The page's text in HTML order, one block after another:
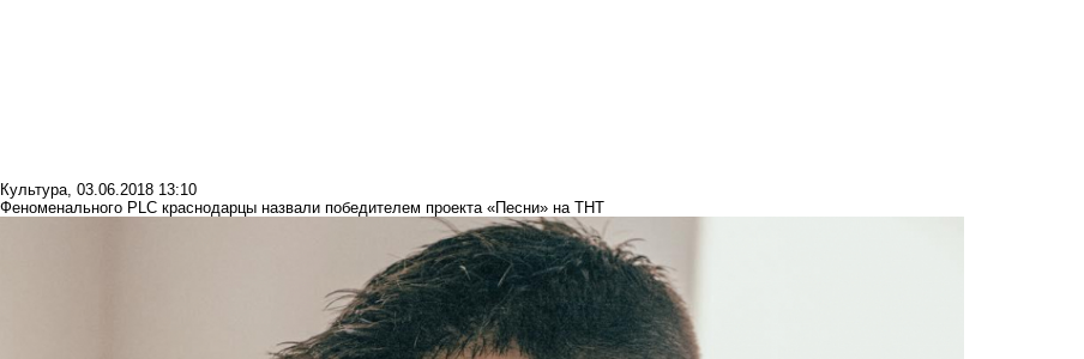
Культура, 03.06.2018 13:10
Феноменального PLC краснодарцы назвали победителем проекта «Песни» на ТНТ